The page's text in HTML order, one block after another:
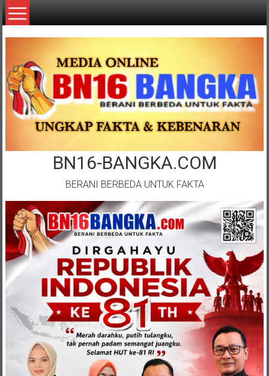
Lompat
ke
BN16-BANGKA.COM
BERANI BERBEDA UNTUK FAKTA